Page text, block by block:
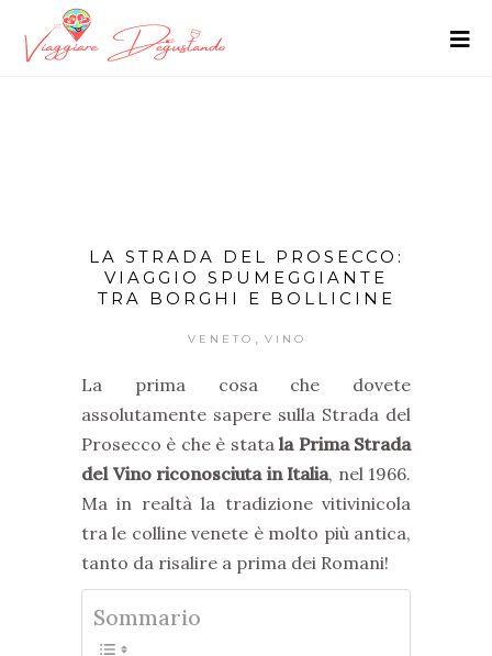
LA STRADA DEL PROSECCO:
VIAGGIO SPUMEGGIANTE
TRA BORGHI E BOLLICINE
VENETO VINO
La prima cosa che dovete
assolutamente sapere sulla Strada del
Prosecco è che è statala Prima Strada
del Vino riconosciuta in Italia, nel 1966.
Ma in realtà la tradizione vitivinicola
tra le colline venete è molto più antica,
tanto da risalire a prima dei Romani!
Sommario